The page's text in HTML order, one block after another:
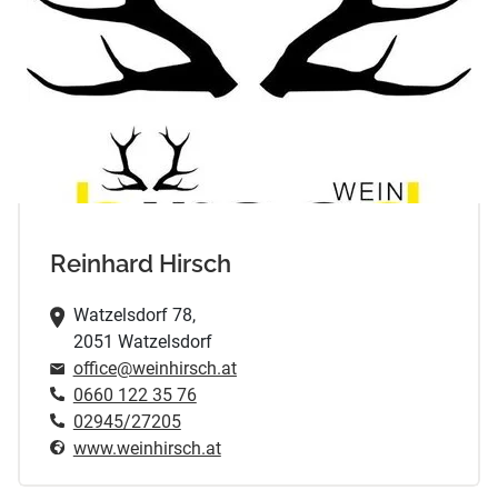
Reinhard Hirsch
Watzelsdorf 78,
2051 Watzelsdorf
office@weinhirsch.at
0660 122 35 76
02945/27205
www.weinhirsch.at